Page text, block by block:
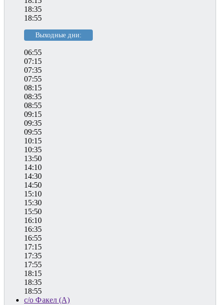
18:35
18:55
Выходные дни:
06:55
07:15
07:35
07:55
08:15
08:35
08:55
09:15
09:35
09:55
10:15
10:35
13:50
14:10
14:30
14:50
15:10
15:30
15:50
16:10
16:35
16:55
17:15
17:35
17:55
18:15
18:35
18:55
с/о Факел (А)